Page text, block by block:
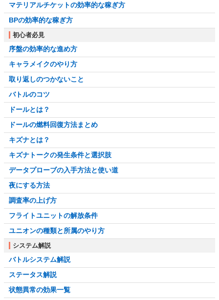
マテリアルチケットの効率的な稼ぎ方
BPの効率的な稼ぎ方
初心者必見
序盤の効率的な進め方
キャラメイクのやり方
取り返しのつかないこと
バトルのコツ
ドールとは？
ドールの燃料回復方法まとめ
キズナとは？
キズナトークの発生条件と選択肢
データプローブの入手方法と使い道
夜にする方法
調査率の上げ方
フライトユニットの解放条件
ユニオンの種類と所属のやり方
システム解説
バトルシステム解説
ステータス解説
状態異常の効果一覧